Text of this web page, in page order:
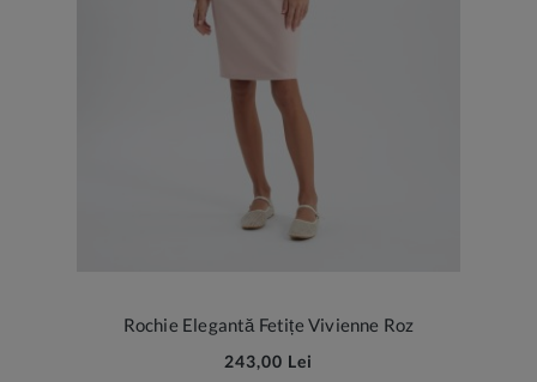
Rochie Elegantă Fetițe Vivienne Roz
243,00 Lei